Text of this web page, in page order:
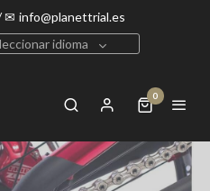
✉ info@planettrial.es
idioma
0